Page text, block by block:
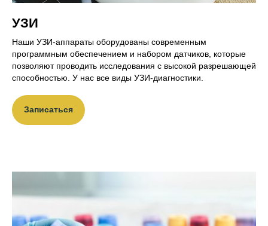
УЗИ
Наши УЗИ-аппараты оборудованы современным
программным обеспечением и набором датчиков, которые
позволяют проводить исследования с высокой разрешающей
способностью. У нас все виды УЗИ-диагностики.
Записаться